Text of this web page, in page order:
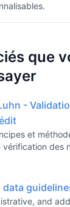
que
-
et
des
and